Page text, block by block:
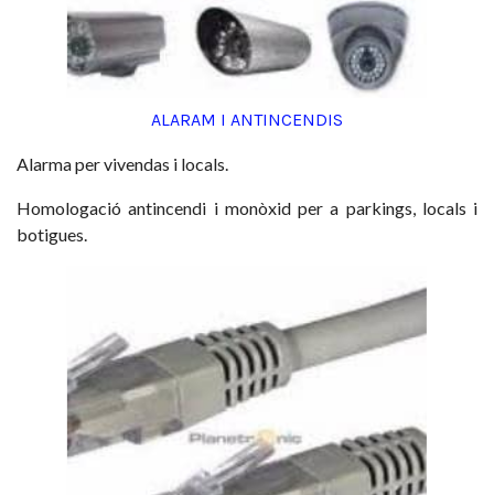
ALARAM I ANTINCENDIS
Alarma per vivendas i locals.
Homologació antincendi i monòxid per a parkings, locals i
botigues.